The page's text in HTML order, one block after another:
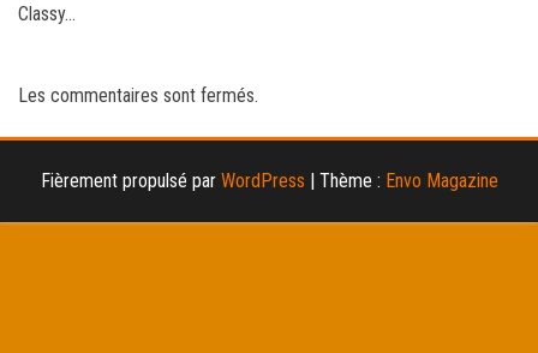
Classy…
Les commentaires sont fermés.
Fièrement propulsé par WordPress | Thème : Envo Magazine